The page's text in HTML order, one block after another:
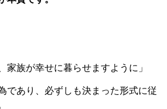
家族が幸せに暮らせますように」
であり、必ずしも決まった形式に従